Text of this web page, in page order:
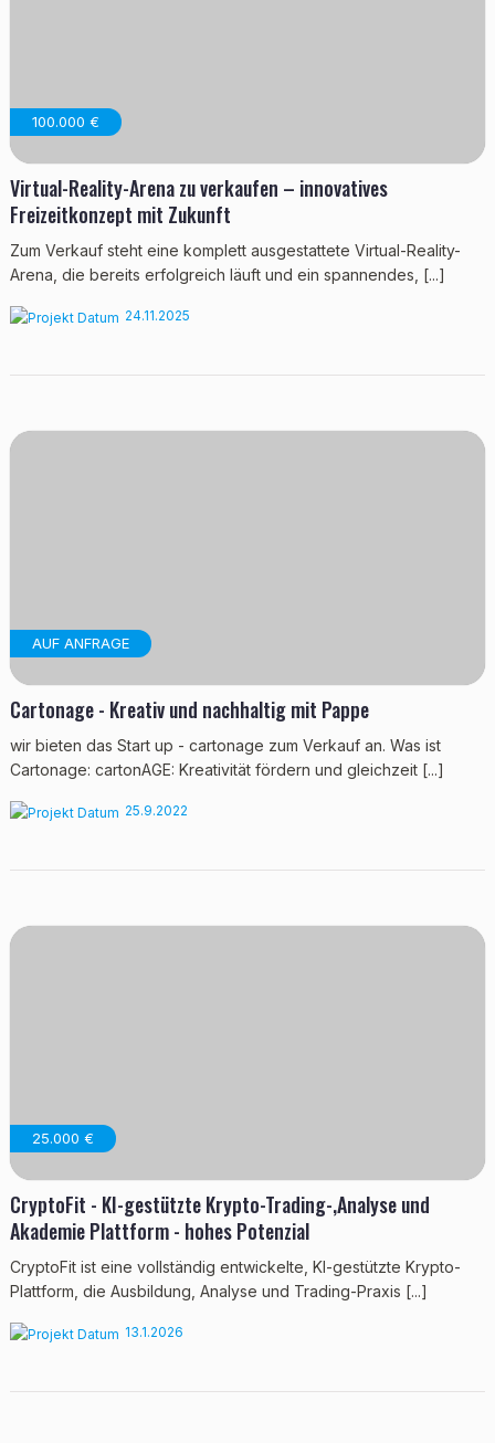
100.000 €
Virtual-Reality-Arena zu verkaufen – innovatives
Freizeitkonzept mit Zukunft
Zum Verkauf steht eine komplett ausgestattete Virtual-Reality-
Arena, die bereits erfolgreich läuft und ein spannendes, [...]
24.11.2025
AUF ANFRAGE
Cartonage - Kreativ und nachhaltig mit Pappe
wir bieten das Start up - cartonage zum Verkauf an. Was ist
Cartonage: cartonAGE: Kreativität fördern und gleichzeit [...]
25.9.2022
25.000 €
CryptoFit - KI-gestützte Krypto-Trading-,Analyse und
Akademie Plattform - hohes Potenzial
CryptoFit ist eine vollständig entwickelte, KI-gestützte Krypto-
Plattform, die Ausbildung, Analyse und Trading-Praxis [...]
13.1.2026